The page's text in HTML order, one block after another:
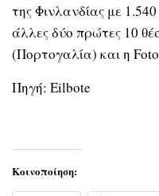
της Φινλανδίας με
άλλες δύο πρώτες 10
(Πορτογαλία) και η
Πηγή: Eilbote
Κοινοποίηση: